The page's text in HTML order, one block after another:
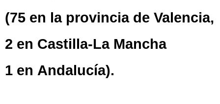
(75 en la provincia de Valencia,
2 en Castilla-La Mancha
1 en Andalucía).